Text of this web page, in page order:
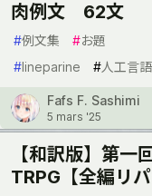
肉例文 62文
#例文集 #お題
#lineparine #人工言語
Fafs F. Sashimi
5 mars '25
【和訳版】第一
TRPG【全編リ